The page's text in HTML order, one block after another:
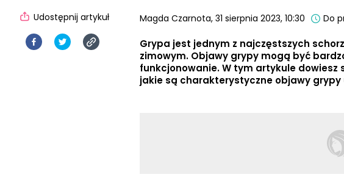
Magda Czarnota, 31 sierpnia 2023, 10:30 Do
Grypa jest jednym z najczęstszych
zimowym. Objawy grypy mogą być
funkcjonowanie. W tym artykule dowiesz
jakie są charakterystyczne objawy grypy
Udostępnij artykuł